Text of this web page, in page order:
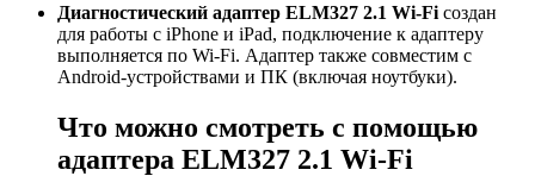
Диагностический адаптер ELM327 2.1 Wi-Fi создан
для работы с iPhone и iPad, подключение к адаптеру
выполняется по Wi-Fi. Адаптер также совместим с
Android-устройствами и ПК (включая ноутбуки).
Что можно смотреть с помощью
адаптера ELM327 2.1 Wi-Fi